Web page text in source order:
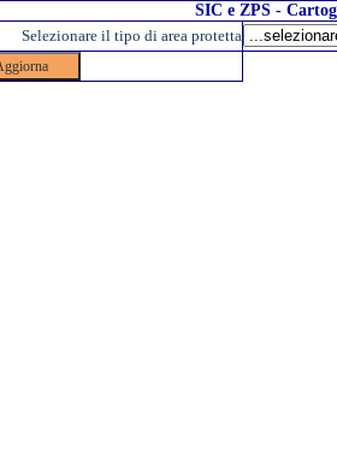
SIC e ZPS -
Selezionare il tipo di area protetta